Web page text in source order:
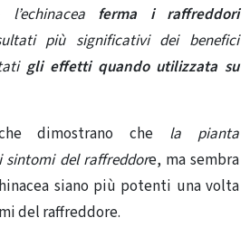
l’echinaceaferma i raffreddori
più significativi dei benefici
gli effetti quando utilizzata su
dimostrano che la pianta
sintomi del raffreddore, ma sembra
siano più potenti una volta
del raffreddore.